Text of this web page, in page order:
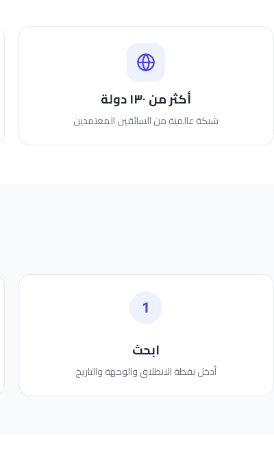
أكثر من ١٣٠ دولة
شبكة عالمية من السائقين المعتمدين
1
ابحث
أدخل نقطة الانطلاق والوجهة والتاريخ